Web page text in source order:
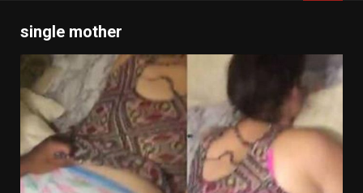
single mother